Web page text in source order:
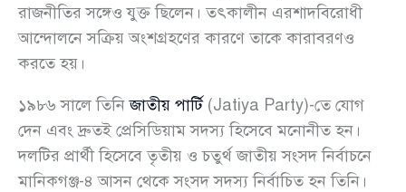
রাজনীতির সঙ্গেও যুক্ত ছিলেন। তৎকালীন এরশাদবিরোধী
আন্দোলনে সক্রিয় অংশগ্রহণের কারণে তাকে কারাবরণও
করতে হয়।
১৯৮৬ সালে তিনিজাতীয় পার্টি(Jatiya Party)-তে যোগ
দেন এবং দ্রুতই প্রেসিডিয়াম সদস্য হিসেবে মনোনীত হন।
দলটির প্রার্থী হিসেবে তৃতীয় ও চতুর্থ জাতীয় সংসদ নির্বাচনে
মানিকগঞ্জ-৪ আসন থেকে সংসদ সদস্য নির্বাচিত হন তিনি।